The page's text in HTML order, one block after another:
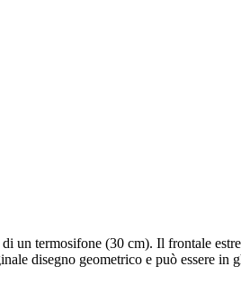
un termosifone (30 cm). Il frontale
disegno geometrico e può essere in